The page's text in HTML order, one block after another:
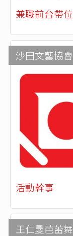
兼職前台帶
沙田文藝協會
活動幹事
王仁曼芭蕾